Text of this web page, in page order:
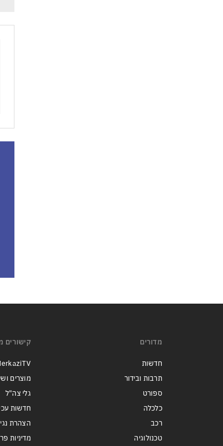
מדורים
חדשות
תרבות ובידור
ספורט
כלכלה
רכב
טכנולוגיה
קישורים
מוצרים
גלי צה"ל
חדשות
הצהרת
מדיניות